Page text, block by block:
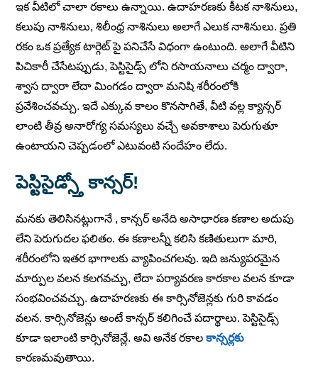
ఇక వీటిలో చాలా రకాలు ఉన్నాయి. ఉదాహరణకు కీటక నాశినులు,
కలుపు నాశినులు, శిలీంధ్ర నాశినులు అలాగే ఎలుక నాశినులు. ప్రతి
రకం ఒక ప్రత్యేక టార్గెట్ పై పనిచేసే విధంగా ఉంటుంది. అలాగే వీటిని
పిచికారీ చేసేటప్పుడు, పెస్టిసైడ్స్ లోని రసాయనాలు చర్మం ద్వారా,
శ్వాస ద్వారా లేదా మింగడం ద్వారా మనిషి శరీరంలోకి
ప్రవేశించవచ్చు. ఇదే ఎక్కువ కాలం కొనసాగితే, వీటి వల్ల క్యాన్సర్
లాంటి తీవ్ర అనారోగ్య సమస్యలు వచ్చే అవకాశాలు పెరుగుతూ
ఉంటాయని చెప్పడంలో ఎటువంటి సందేహం లేదు.
పెస్టిసైడ్స్ తో కాన్సర్!
మనకు తెలిసినట్లుగానే , కాన్సర్ అనేది అసాధారణ కణాల అదుపు
లేని పెరుగుదల ఫలితం. ఈ కణాలన్నీ కలిసి కణితులుగా మారి,
శరీరంలోని ఇతర భాగాలకు వ్యాపించగలవు. ఇది జన్యుపరమైన
మార్పుల వలన కలగవచ్చు, లేదా పర్యావరణ కారకాల వలన కూడా
సంభవించవచ్చు. ఉదాహరణకు ఈ కార్సినోజెన్లకు గురి కావడం
వలన. కార్సినోజెన్లు అంటే కాన్సర్ కలిగించే పదార్థాలు. పెస్టిసైడ్స్
కూడా ఇలాంటి కార్సినోజెన్లే. అవి అనేక రకాలకాన్సర్లకు
కారణమవుతాయి.